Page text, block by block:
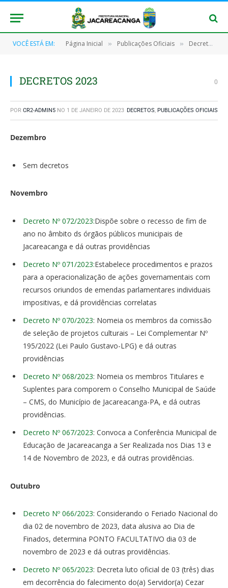
VOCÊ ESTÁ EM: Página Inicial » Publicações Oficiais » Decretos
DECRETOS 2023 0
POR CR2-ADMIN5 NO 1 DE JANEIRO DE 2023 DECRETOS, PUBLICAÇÕES OFICIAIS
Dezembro
Sem decretos
Novembro
Decreto Nº 072/2023:Dispõe sobre o recesso de fim de
ano no âmbito ds órgãos públicos municipais de
Jacareacanga e dá outras providências
Decreto Nº 071/2023:Estabelece procedimentos e prazos
para a operacionalização de ações governamentais com
recursos oriundos de emendas parlamentares individuais
impositivas, e dá providências correlatas
Decreto Nº 070/2023: Nomeia os membros da comissão
de seleção de projetos culturais – Lei Complementar Nº
195/2022 (Lei Paulo Gustavo-LPG) e dá outras
providências
Decreto Nº 068/2023: Nomeia os membros Titulares e
Suplentes para comporem o Conselho Municipal de Saúde
– CMS, do Município de Jacareacanga-PA, e dá outras
providências.
Decreto Nº 067/2023: Convoca a Conferência Municipal de
Educação de Jacareacanga a Ser Realizada nos Dias 13 e
14 de Novembro de 2023, e dá outras providências.
Outubro
Decreto Nº 066/2023: Considerando o Feriado Nacional do
dia 02 de novembro de 2023, data alusiva ao Dia de
Finados, determina PONTO FACULTATIVO dia 03 de
novembro de 2023 e dá outras providências.
Decreto Nº 065/2023: Decreta luto oficial de 03 (três) dias
em decorrência do falecimento do(a) Servidor(a) Cezar